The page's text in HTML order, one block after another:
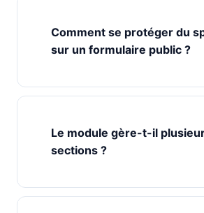
Comment se protéger du
sur un formulaire public ?
Le module gère-t-il
sections ?